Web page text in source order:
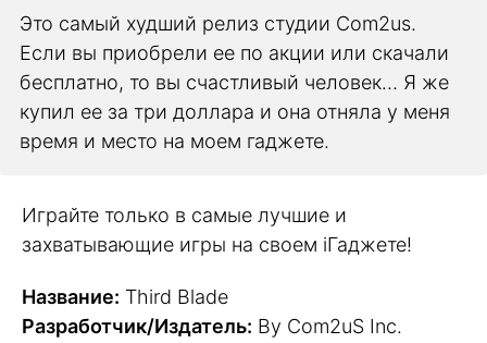
Это самый худший релиз студии Com2us.
Если вы приобрели ее по акции или скачали
бесплатно, то вы счастливый человек… Я же
купил ее за три доллара и она отняла у меня
время и место на моем гаджете.
Играйте только в самые лучшие и
захватывающие игры на своем iГаджете!
Название: Third Blade
Разработчик/Издатель: By Com2uS Inc.